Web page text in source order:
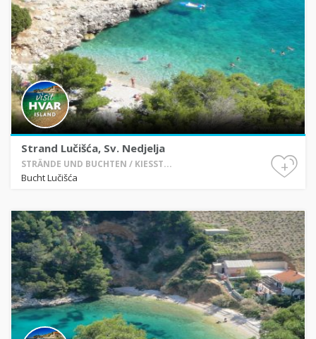
Strand Lučišća, Sv. Nedjelja
STRÄNDE UND BUCHTEN / KIESST...
Bucht Lučišća
+